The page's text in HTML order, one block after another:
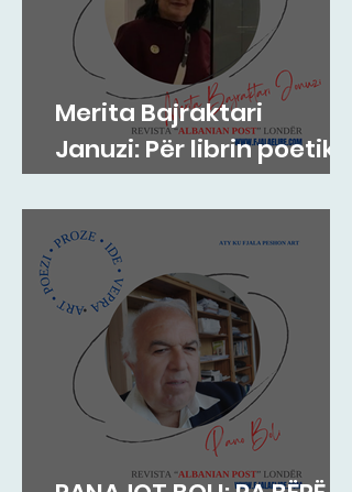
Merita Bajraktari
Januzi: Për librin poetik
”Teh nate” të Hazir
Mehmetit